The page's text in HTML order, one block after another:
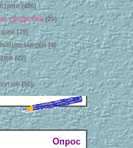
[406]
существа [29]
[79]
маски [8]
[22]
[50]
Опрос